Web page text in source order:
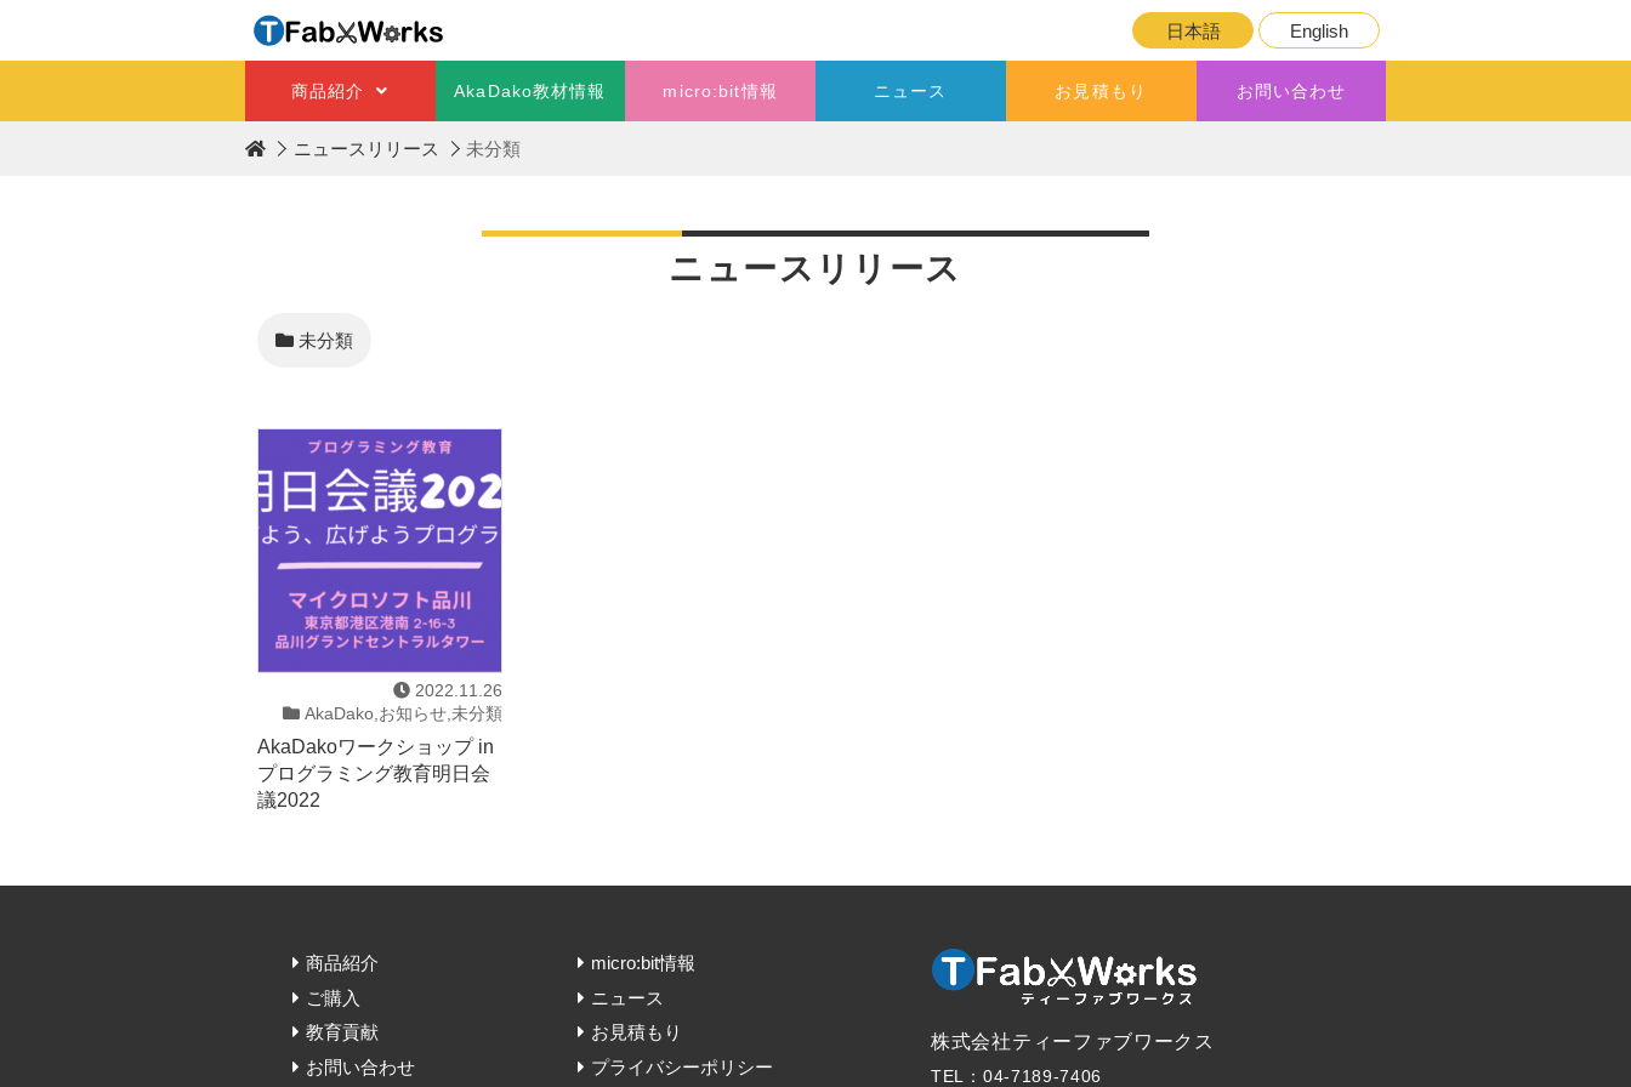
a
W
k
日本語 English
商品紹介 AkaDako教材情報 micro:bit情報 ニュース お見積もり お問い合わせ
ニュースリリース 未分類
ニュースリリース
未分類
2022.11.26
AkaDako,お知らせ,未分類
AkaDakoワークショップ in
プログラミング教育明日会
議2022
商品紹介
micro:bit情報
ご購入
ニュース
教育貢献
お見積もり
お問い合わせ
プライバシーポリシー
株式会社ティーファブワークス
TEL：04-7189-7406